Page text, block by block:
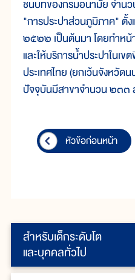
สำหรับเด็กระดับโต
และบุคคลทั่วไป
ชนบทของกรมอนามัย จำน
"การประปาส่วนภูมิภาค"
๒๕๒๒ เป็นต้นมา โดยทำห
และให้บริการน้ำประปาในเ
ประเทศไทย (ยกเว้นจังหวัด
ปัจจุบันมีสาขาจำนวน ๒๓
หัวข้อก่อนหน้า